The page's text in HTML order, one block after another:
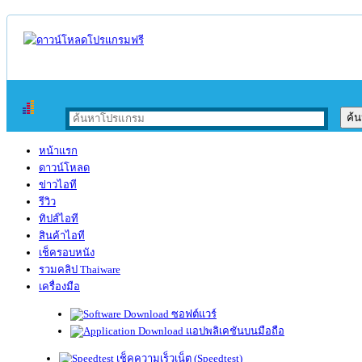
หน้าแรก
ดาวน์โหลด
ข่าวไอที
รีวิว
ทิปส์ไอที
สินค้าไอที
เช็ครอบหนัง
รวมคลิป Thaiware
เครื่องมือ
ซอฟต์แวร์
แอปพลิเคชันบนมือถือ
เช็คความเร็วเน็ต (Speedtest)